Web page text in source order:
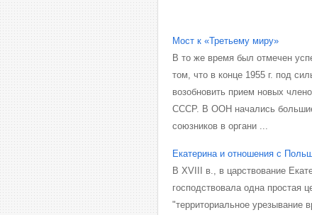
Мост к «Третьему миру»
В то же время был отмечен
том, что в конце 1955 г. под
возобновить прием новых
СССР. В ООН начались
союзников в органи ...
Екатерина и отношения с
В XVIII в., в царствование
господствовала одна простая
"территориальное урезывание